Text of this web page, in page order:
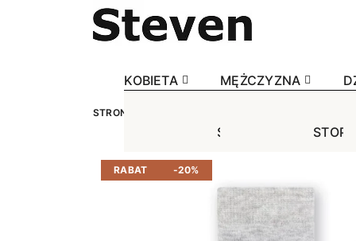
KOBIETA
STOPKI
Niewidoczne
Wzorowane
Bezuciskowe
MĘŻCZYZNA
STOPKI
STRONA GŁÓWNA
RABAT -20%